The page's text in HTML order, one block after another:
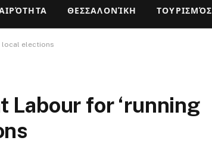
ΘΕΣΣΑΛΟΝΊΚΗ ΤΟΥΡΙΣΜΌΣ
local elections
Labour for ‘running